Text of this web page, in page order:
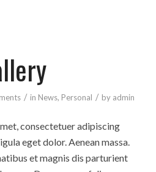
/ in News, Personal / by admin
consectetuer adipiscing
eget dolor. Aenean massa.
et magnis dis parturient